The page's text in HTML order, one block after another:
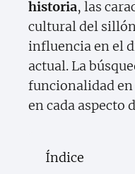
historia, las
cultural del
influencia en el
actual. La
funcionalidad
en cada aspecto
Índice